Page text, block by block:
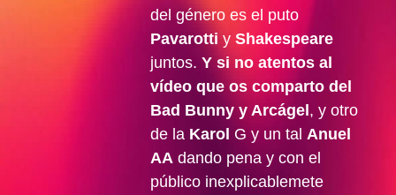
del género es el puto
Pavarotti y Shakespeare
juntos. Y si no atentos al
vídeo que os comparto del
Bad Bunny y Arcágel, y otro
de la Karol G y un tal Anuel
AA dando pena y con el
público inexplicablemete